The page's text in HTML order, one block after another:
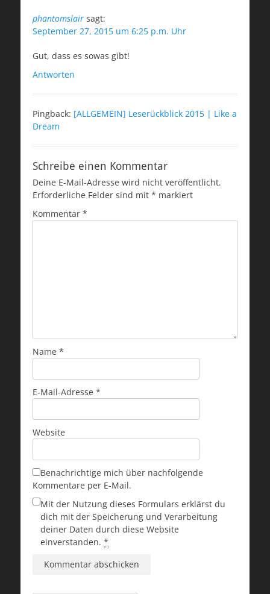
phantomslair sagt:
September 27, 2015 um 6:25 p.m. Uhr
Gut, dass es sowas gibt!
Antworten
Pingback: [ALLGEMEIN] Leserückblick 2015 | Like a
Dream
Schreibe einen Kommentar
Deine E-Mail-Adresse wird nicht veröffentlicht.
Erforderliche Felder sind mit * markiert
Kommentar *
Name *
E-Mail-Adresse *
Website
Benachrichtige mich über nachfolgende
Kommentare per E-Mail.
Mit der Nutzung dieses Formulars erklärst du
dich mit der Speicherung und Verarbeitung
deiner Daten durch diese Website
einverstanden. *